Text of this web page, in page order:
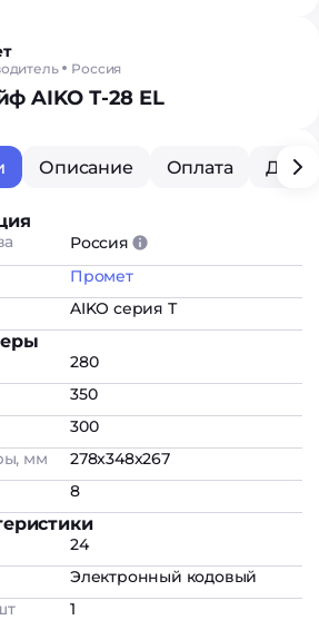
Россия
AIKO Т-28 EL
Описание Оплата
Россия
Промет
AIKO серия Т
280
350
300
мм
278x348x267
8
24
Электронный кодовый
1